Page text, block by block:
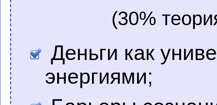
(30% теория,
Деньги как
энергиями;